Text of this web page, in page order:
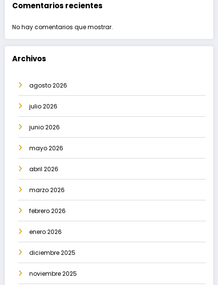
Comentarios recientes
No hay comentarios que mostrar.
Archivos
agosto 2026
julio 2026
junio 2026
mayo 2026
abril 2026
marzo 2026
febrero 2026
enero 2026
diciembre 2025
noviembre 2025